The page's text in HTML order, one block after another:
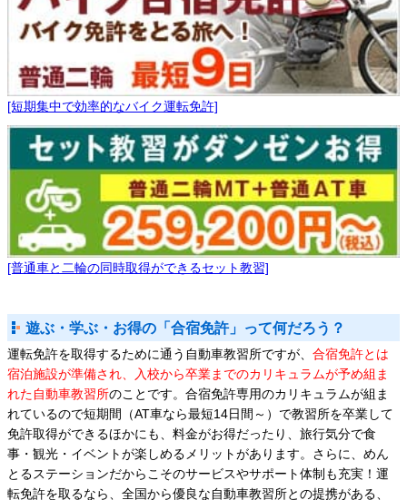
[短期集中で効率的なバイク運転免許]
[普通車と二輪の同時取得ができるセット教習]
遊ぶ・学ぶ・お得の「合宿免許」って何だろう？
運転免許を取得するために通う自動車教習所ですが、 合宿免許とは
宿泊施設が準備され、入校から卒業までのカリキュラムが予め組ま
れた自動車教習所のことです。合宿免許専用のカリキュラムが組ま
れているので短期間（AT車なら最短14日間～）で教習所を卒業して
免許取得ができるほかにも、料金がお得だったり、旅行気分で食
事・観光・イベントが楽しめるメリットがあります。さらに、めん
とるステーションだからこそのサービスやサポート体制も充実！運
転免許を取るなら、全国から優良な自動車教習所との提携がある、